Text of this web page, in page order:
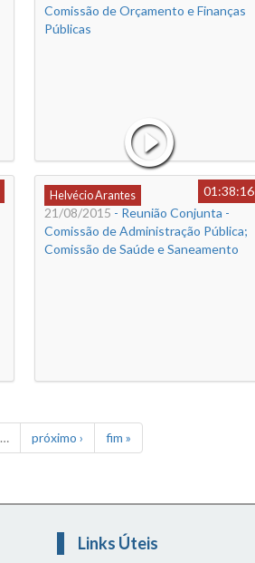
Comissão de Orçamento e Finanças
Públicas
Helvécio Arantes
01:38:16
21/08/2015 - Reunião Conjunta -
Comissão de Administração Pública;
Comissão de Saúde e Saneamento
… próximo › fim »
Links Úteis